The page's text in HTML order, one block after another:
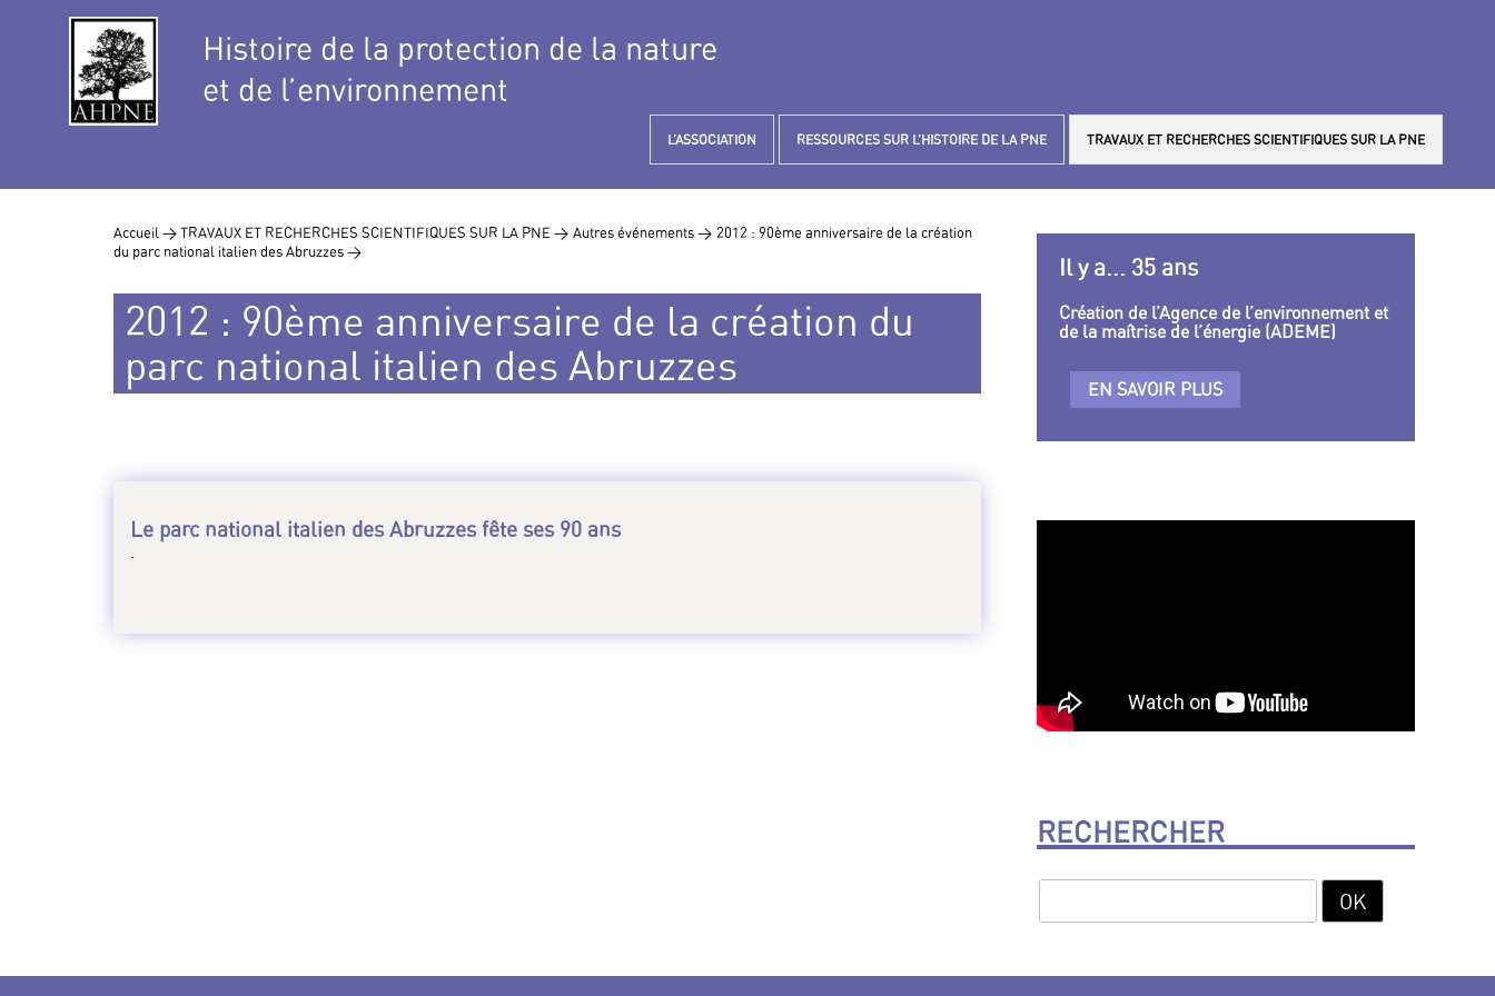
Histoire de la protection de la nature
et de l’environnement
L’ASSOCIATION RESSOURCES SUR L’HISTOIRE DE LA PNE TRAVAUX ET RECHERCHES SCIENTIFIQUES SUR LA PNE
Accueil >TRAVAUX ET RECHERCHES SCIENTIFIQUES SUR LA PNE > Autres événements > 2012 : 90ème anniversaire de la création
du parc national italien des Abruzzes >
2012 : 90ème anniversaire de la création du
parc national italien des Abruzzes
Le parc national italien des Abruzzes fête ses 90 ans
.
Il y a... 35 ans
Création de l’Agence de l’environnement et
de la maîtrise de l’énergie (ADEME)
EN SAVOIR PLUS
RECHERCHER